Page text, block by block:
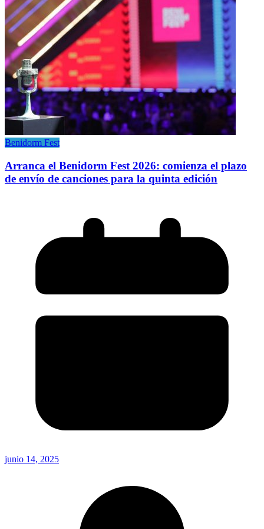
Benidorm Fest
Arranca el Benidorm Fest 2026: comienza el plazo
de envío de canciones para la quinta edición
junio 14, 2025